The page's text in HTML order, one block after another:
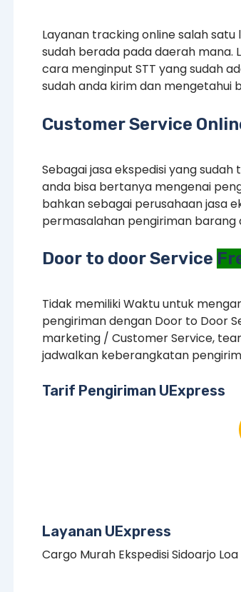
Layanan tracking online salah
sudah berada pada daerah mana.
cara menginput STT yang sudah
sudah anda kirim dan mengetahui
Customer Service
Sebagai jasa ekspedisi yang
anda bisa bertanya mengenai
bahkan sebagai perusahaan jasa
permasalahan pengiriman barang
Door to door Service
Tidak memiliki Waktu untuk
pengiriman dengan Door to Door
marketing / Customer Service,
jadwalkan keberangkatan
Tarif Pengiriman UExpress
Layanan UExpress
Cargo Murah Ekspedisi Sidoarjo Loa